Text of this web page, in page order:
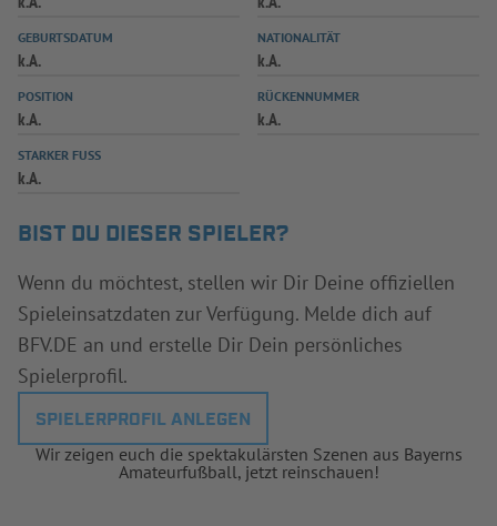
SPIELPLUS
GEBURTSDATUM
k.A.
NATIONALITÄT
k.A.
POSITION
k.A.
RÜCKENNUMMER
k.A.
STARKER FUSS
k.A.
BIST DU DIESER SPIELER?
Wenn du möchtest, stellen wir Dir Deine offiziellen
Spieleinsatzdaten zur Verfügung. Melde dich auf
BFV.DE an und erstelle Dir Dein persönliches
Spielerprofil.
SPIELERPROFIL ANLEGEN
Wir zeigen euch die spektakulärsten Szenen aus Bayerns
Amateurfußball, jetzt reinschauen!